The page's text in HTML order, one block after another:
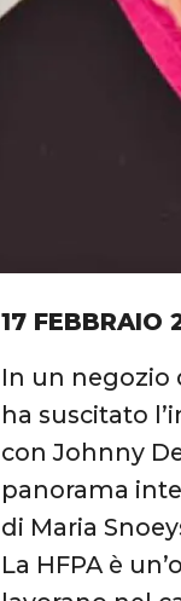
17 FEBBRAIO
In un negozio
ha suscitato
con Johnny
panorama
di Maria
La HFPA è